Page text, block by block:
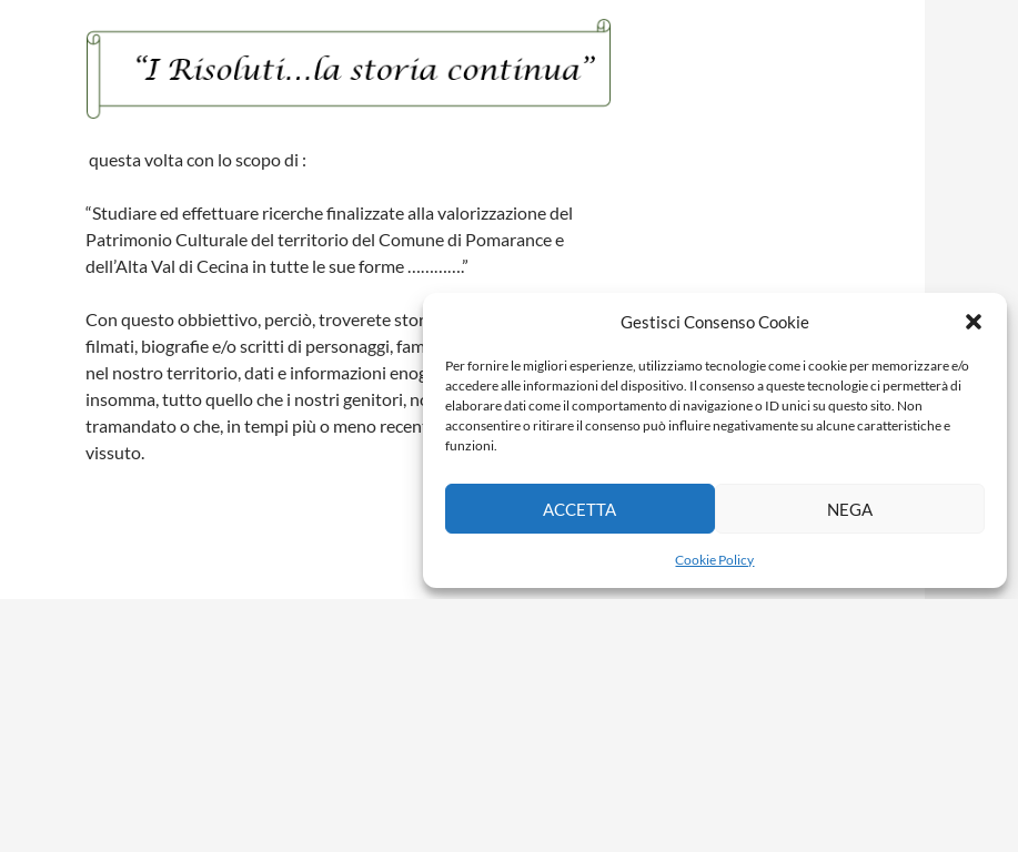
Gestisci Consenso Cookie
Per fornire le migliori esperienze, utilizziamo tecnologie come i cookie per memorizzare e/o
accedere alle informazioni del dispositivo. Il consenso a queste tecnologie ci permetterà di
elaborare dati come il comportamento di navigazione o ID unici su questo sito. Non
acconsentire o ritirare il consenso può influire negativamente su alcune caratteristiche e
funzioni.
ACCETTA NEGA
Cookie Policy
questa volta con lo scopo di :
“Studiare ed effettuare ricerche finalizzate alla valorizzazione del
Patrimonio Culturale del territorio del Comune di Pomarance e
dell’Alta Val di Cecina in tutte le sue forme ………….”
Con questo obbiettivo, perciò, troverete storia e storie, immagini e
filmati, biografie e/o scritti di personaggi, famosi e non, nati o vissuti
nel nostro territorio, dati e informazioni enogastronomiche e,
insomma, tutto quello che i nostri genitori, nonni, avi etc ci hanno
tramandato o che, in tempi più o meno recenti, noi stessi abbiamo
vissuto.